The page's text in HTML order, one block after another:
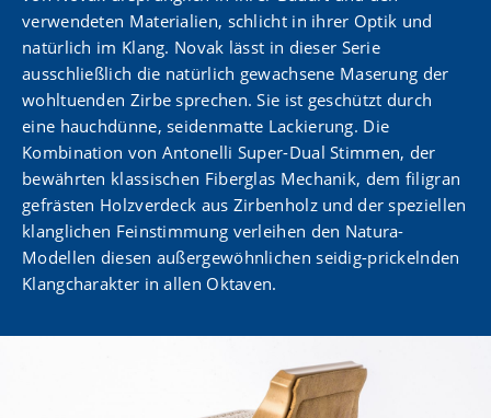
verwendeten Materialien, schlicht in ihrer Optik und
natürlich im Klang. Novak lässt in dieser Serie
ausschließlich die natürlich gewachsene Maserung der
wohltuenden Zirbe sprechen. Sie ist geschützt durch
eine hauchdünne, seidenmatte Lackierung. Die
Kombination von Antonelli Super-Dual Stimmen, der
bewährten klassischen Fiberglas Mechanik, dem filigran
gefrästen Holzverdeck aus Zirbenholz und der speziellen
klanglichen Feinstimmung verleihen den Natura-
Modellen diesen außergewöhnlichen seidig-prickelnden
Klangcharakter in allen Oktaven.